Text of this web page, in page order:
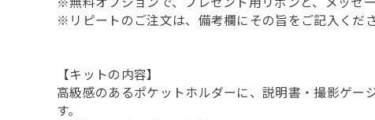
※リピートのご注文は、備考欄にその旨をご記入くだ
【キットの内容】
高級感のあるポケットホルダーに、説明書・撮影ゲー
す。